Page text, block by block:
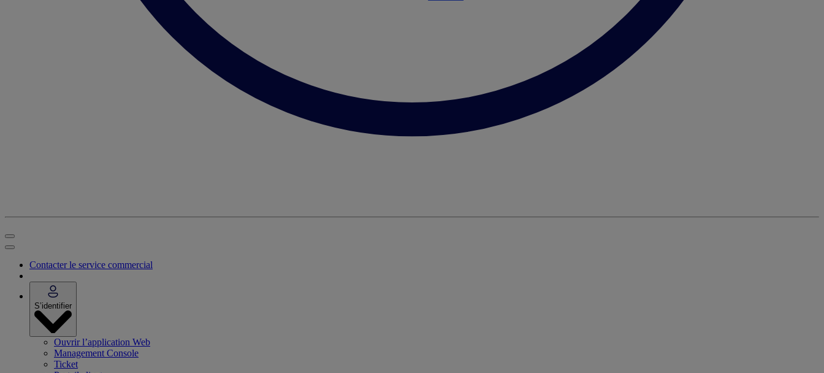
Contacter le service commercial
S’identifier
Ouvrir l’application Web
Management Console
Ticket